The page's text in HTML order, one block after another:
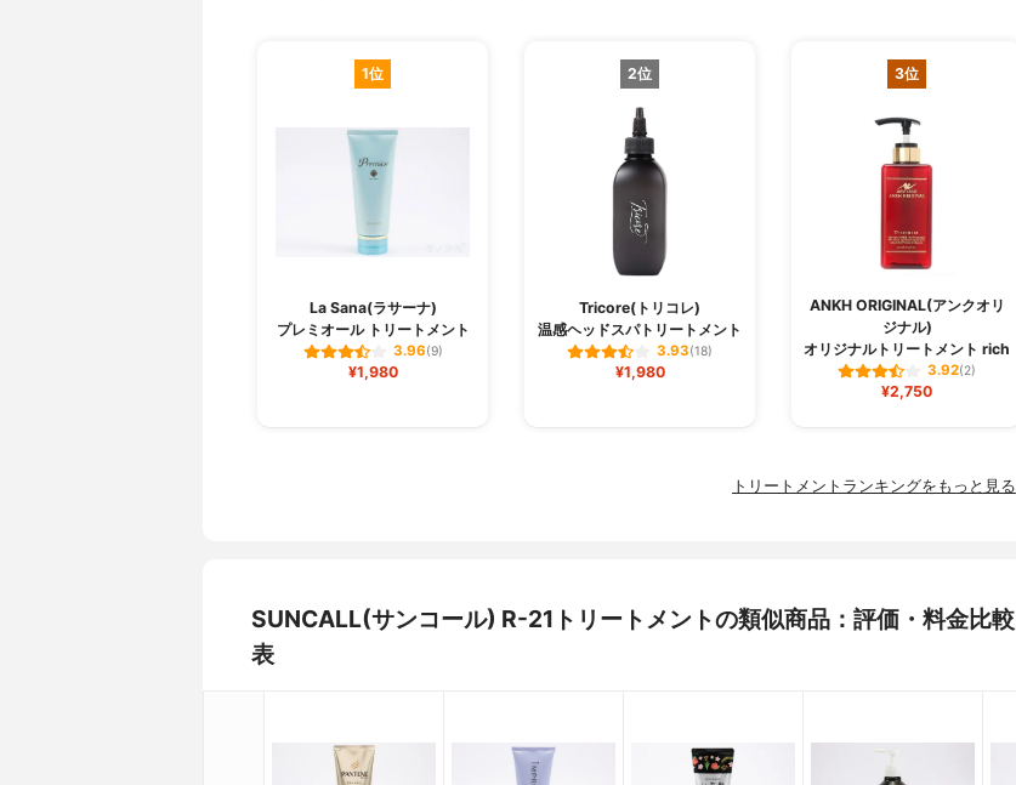
1位
La Sana(ラサーナ)
プレミオール トリートメント
3.96(9)
¥1,980
2位
Tricore(トリコレ)
温感ヘッドスパトリートメント
3.93(18)
¥1,980
3位
ANKH ORIGINAL(アンクオリ
ジナル)
オリジナルトリートメント rich
3.92(2)
¥2,750
トリートメントランキングをもっと見る
SUNCALL(サンコール) R-21トリートメントの類似商品：評価・料金比較
表